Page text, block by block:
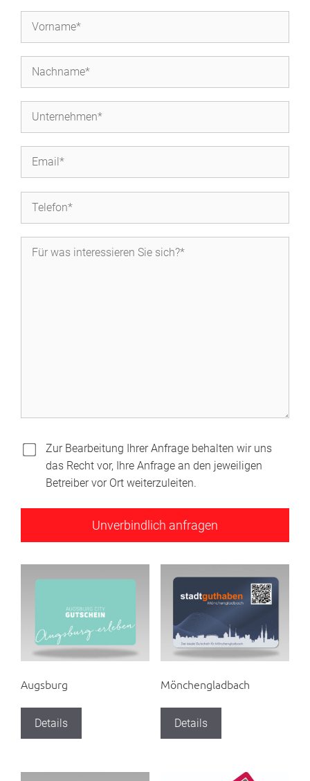
Zur Bearbeitung Ihrer Anfrage behalten wir uns
das Recht vor, Ihre Anfrage an den jeweiligen
Betreiber vor Ort weiterzuleiten.
Augsburg
Details
Mönchengladbach
Details